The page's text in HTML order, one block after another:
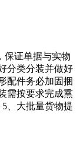
保证单据与实物
分类分装并做好
配件务必加固捆
需按要求完成熏
、大批量货物提